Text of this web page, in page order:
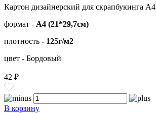
Картон дизайнерский для скрапбукинга А4
формат - А4 (21*29,7см)
плотность - 125г/м2
цвет - Бордовый
42 ₽
В корзину